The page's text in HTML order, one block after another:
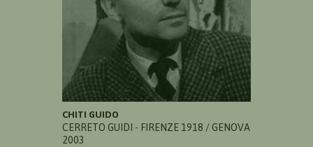
CHITI GUIDO
CERRETO GUIDI - FIRENZE 1918 / GENOVA
2003